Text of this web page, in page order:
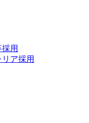
用
ア採用